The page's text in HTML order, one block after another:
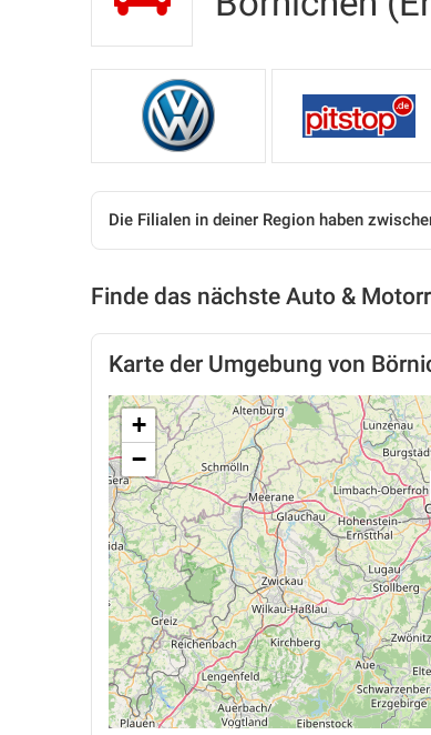
Die Filialen in deiner Region haben
Finde das nächste Auto &
Karte der Umgebung von
+
−